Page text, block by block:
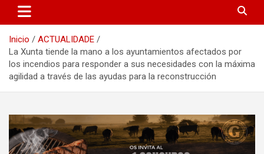
Inicio
ACTUALIDADE
La Xunta tiende la mano a los ayuntamientos afectados por
los incendios para responder a sus necesidades con la máxima
agilidad a través de las ayudas para la reconstrucción